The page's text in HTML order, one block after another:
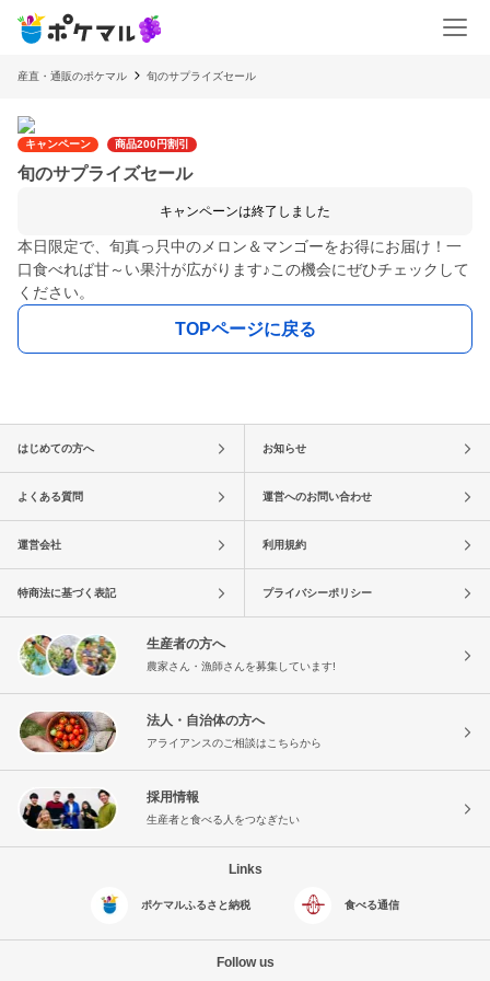
産直・通販のポケマル 旬のサプライズセール
キャンペーン 商品200円割引
旬のサプライズセール
キャンペーンは終了しました
本日限定で、旬真っ只中のメロン＆マンゴーをお得にお届け！一
口食べれば甘～い果汁が広がります♪この機会にぜひチェックして
ください。
TOPページに戻る
はじめての方へ お知らせ
よくある質問 運営へのお問い合わせ
運営会社 利用規約
特商法に基づく表記 プライバシーポリシー
生産者の方へ
農家さん・漁師さんを募集しています!
法人・自治体の方へ
アライアンスのご相談はこちらから
採用情報
生産者と食べる人をつなぎたい
Links
ポケマルふるさと納税 食べる通信
Follow us